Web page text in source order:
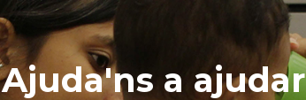
Ajuda'ns a ajudar